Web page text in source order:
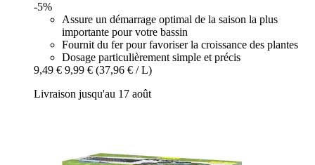
-5%
Assure un démarrage optimal de la saison la plus
importante pour votre bassin
Fournit du fer pour favoriser la croissance des plantes
Dosage particulièrement simple et précis
9,49 € 9,99 € (37,96 € / L)
Livraison jusqu'au 17 août